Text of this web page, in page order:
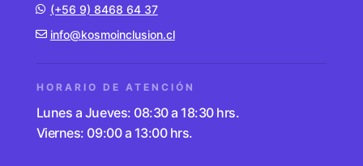
(+56 9) 8468 64 37
info@kosmoinclusion.cl
HORARIO DE ATENCIÓN
Lunes a Jueves: 08:30 a 18:30 hrs.
Viernes: 09:00 a 13:00 hrs.